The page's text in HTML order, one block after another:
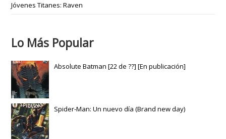
Jóvenes Titanes: Raven
Lo Más Popular
Absolute Batman [22 de ??] [En publicación]
Spider-Man: Un nuevo día (Brand new day)